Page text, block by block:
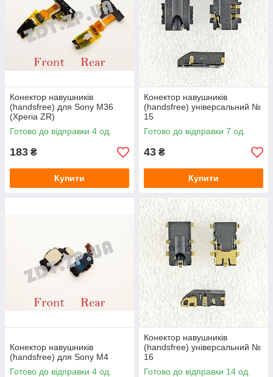
Конектор навушників
(handsfree) для Sony M36
(Xperia ZR)
Готово до відправки 4 од.
183 ₴
Купити
Конектор навушників
(handsfree) універсальний №
15
Готово до відправки 7 од.
43 ₴
Купити
Конектор навушників
(handsfree) для Sony M4
Готово до відправки 4 од.
Конектор навушників
(handsfree) універсальний №
16
Готово до відправки 14 од.